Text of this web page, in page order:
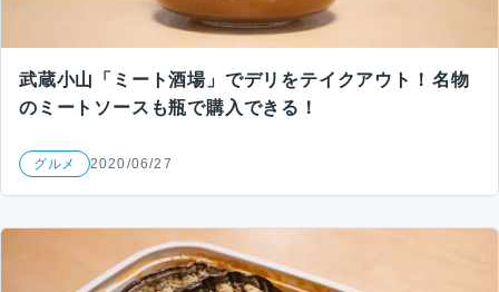
武蔵小山「ミート酒場」でデリをテイクアウト！名物
のミートソースも瓶で購入できる！
グルメ 2020/06/27